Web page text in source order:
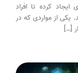
کرده تا افراد
یکی از مواردی که در
[…]